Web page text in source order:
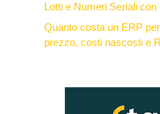
Lotti e Numeri Seriali
Quanto costa un ERP
prezzo, costi nascosti e